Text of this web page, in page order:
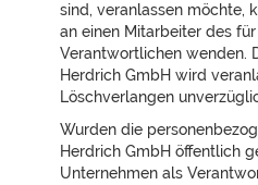
sind, veranlassen möchte,
an einen Mitarbeiter des
Verantwortlichen wenden.
Herdrich GmbH wird
Löschverlangen
Wurden die
Herdrich GmbH öffentlich
Unternehmen als